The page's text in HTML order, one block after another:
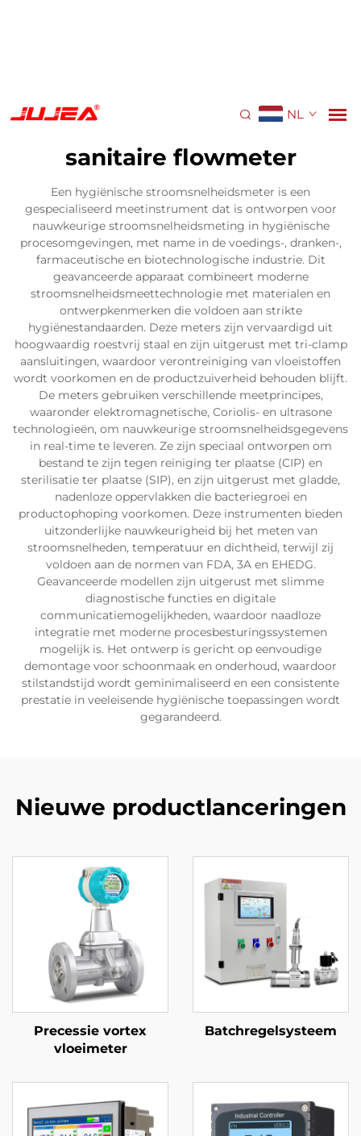
NL
sanitaire flowmeter
Een hygiënische stroomsnelheidsmeter is een
gespecialiseerd meetinstrument dat is ontworpen voor
nauwkeurige stroomsnelheidsmeting in hygiënische
procesomgevingen, met name in de voedings-, dranken-,
farmaceutische en biotechnologische industrie. Dit
geavanceerde apparaat combineert moderne
stroomsnelheidsmeettechnologie met materialen en
ontwerpkenmerken die voldoen aan strikte
hygiënestandaarden. Deze meters zijn vervaardigd uit
hoogwaardig roestvrij staal en zijn uitgerust met tri-clamp
aansluitingen, waardoor verontreiniging van vloeistoffen
wordt voorkomen en de productzuiverheid behouden blijft.
De meters gebruiken verschillende meetprincipes,
waaronder elektromagnetische, Coriolis- en ultrasone
technologieën, om nauwkeurige stroomsnelheidsgegevens
in real-time te leveren. Ze zijn speciaal ontworpen om
bestand te zijn tegen reiniging ter plaatse (CIP) en
sterilisatie ter plaatse (SIP), en zijn uitgerust met gladde,
nadenloze oppervlakken die bacteriegroei en
productophoping voorkomen. Deze instrumenten bieden
uitzonderlijke nauwkeurigheid bij het meten van
stroomsnelheden, temperatuur en dichtheid, terwijl zij
voldoen aan de normen van FDA, 3A en EHEDG.
Geavanceerde modellen zijn uitgerust met slimme
diagnostische functies en digitale
communicatiemogelijkheden, waardoor naadloze
integratie met moderne procesbesturingssystemen
mogelijk is. Het ontwerp is gericht op eenvoudige
demontage voor schoonmaak en onderhoud, waardoor
stilstandstijd wordt geminimaliseerd en een consistente
prestatie in veeleisende hygiënische toepassingen wordt
gegarandeerd.
Nieuwe productlanceringen
Precessie vortex
vloeimeter
Batchregelsysteem